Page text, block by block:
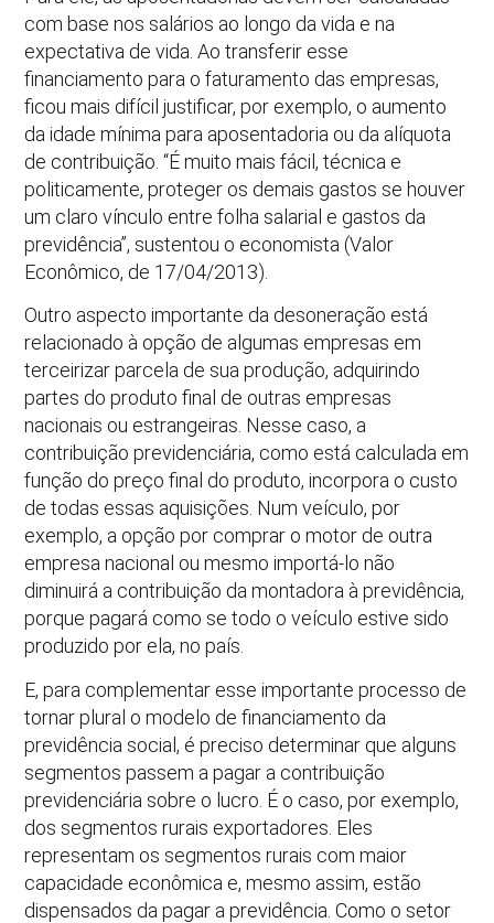
com base nos salários ao longo da vida e na
expectativa de vida. Ao transferir esse
financiamento para o faturamento das empresas,
ficou mais difícil justificar, por exemplo, o aumento
da idade mínima para aposentadoria ou da alíquota
de contribuição. “É muito mais fácil, técnica e
politicamente, proteger os demais gastos se houver
um claro vínculo entre folha salarial e gastos da
previdência”, sustentou o economista (Valor
Econômico, de 17/04/2013).
Outro aspecto importante da desoneração está
relacionado à opção de algumas empresas em
terceirizar parcela de sua produção, adquirindo
partes do produto final de outras empresas
nacionais ou estrangeiras. Nesse caso, a
contribuição previdenciária, como está calculada em
função do preço final do produto, incorpora o custo
de todas essas aquisições. Num veículo, por
exemplo, a opção por comprar o motor de outra
empresa nacional ou mesmo importá-lo não
diminuirá a contribuição da montadora à previdência,
porque pagará como se todo o veículo estive sido
produzido por ela, no país.
E, para complementar esse importante processo de
tornar plural o modelo de financiamento da
previdência social, é preciso determinar que alguns
segmentos passem a pagar a contribuição
previdenciária sobre o lucro. É o caso, por exemplo,
dos segmentos rurais exportadores. Eles
representam os segmentos rurais com maior
capacidade econômica e, mesmo assim, estão
dispensados da pagar a previdência. Como o setor